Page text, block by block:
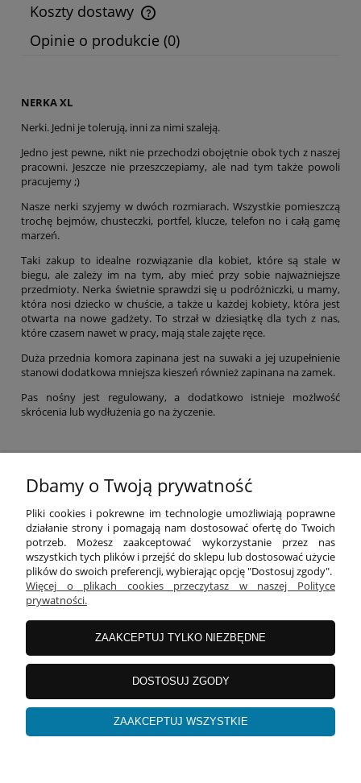
Koszty dostawy
Cena nie zawiera ewentualnych kosztów płatności
Opinie o produkcie (0)
NERKA XL
Nerki. Jedni je tolerują, inni za nimi szaleją.
Jedno jest pewne, nikt nie przechodzi obojętnie obok tych z naszej
pracowni. Jeszcze nie przeszczepiamy, ale nad tym także powoli
pracujemy ;)
Nasze nerki szyjemy w dwóch rozmiarach. Wszystkie pomieszczą
trochę bejmów, chusteczki, portfel, klucze, telefon no i całą gamę
marzeń.
Taki zakup to idealne rozwiązanie dla kobiet, które są stale w
biegu, ale zależy im na tym, aby mieć przy sobie najważniejsze
przedmioty. Nerka świetnie sprawdzi się u podróżniczki, u mamy,
która nosi dziecko w chuście, a także u każdej kobiety, która jest
otwarta na nowe gadżety. To strzał w dziesiątkę dla tych z nas,
które czasem nawet w pracy, mają stale zajęte ręce.
Duża przednia komora zapinana jest na suwaki a jej uzupełnienie
stanowi dodatkowa mniejsza kieszeń również zapinana na zamek.
Pas nośny jest regulowany, a dodatkowo istnieje możlwość
skrócenia lub wydłużenia go na życzenie.
INFORMACJE
O FIRMIE
Equipo Bag
woj. wielkopolskie | tel: 695 696 999 | mail:
kontakt@equipobag.pl
Aby dodawać produkty do przechowalni musisz być zalogowany
pokaż pełną wersję strony
Dbamy o Twoją prywatność
Pliki cookies i pokrewne im technologie umożliwiają poprawne
działanie strony i pomagają nam dostosować ofertę do Twoich
potrzeb. Możesz zaakceptować wykorzystanie przez nas
wszystkich tych plików i przejść do sklepu lub dostosować użycie
plików do swoich preferencji, wybierając opcję "Dostosuj zgody".
Więcej o plikach cookies przeczytasz w naszej Polityce
prywatności.
ZAAKCEPTUJ TYLKO NIEZBĘDNE
DOSTOSUJ ZGODY
ZAAKCEPTUJ WSZYSTKIE